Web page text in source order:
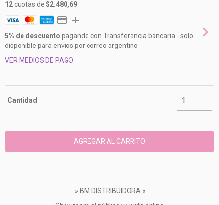
12cuotas de $2.480,69
5% de descuento pagando con Transferencia bancaria - solo
disponible para envios por correo argentino
VER MEDIOS DE PAGO
Cantidad
» BM DISTRIBUIDORA «